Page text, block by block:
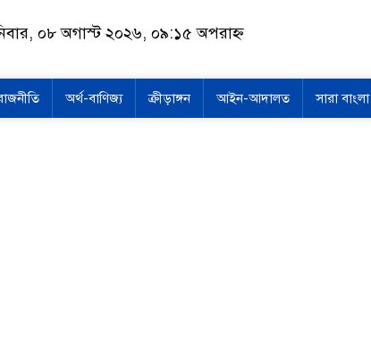
০৮ অগাস্ট ২০২৬, ০৯:১৫ অপরাহ্ন
অর্থ-বাণিজ্য ক্রীড়াঙ্গন আইন-আদালত সারা বাংলা